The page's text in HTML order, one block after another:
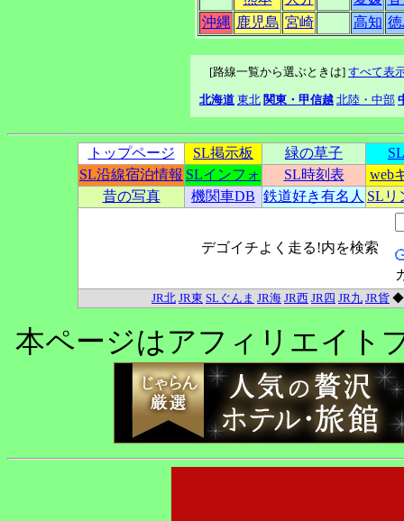
沖縄 鹿児島 宮崎 高知
[路線一覧から選ぶときは] すべて表
北海道 東北 関東・甲信越 北陸・中部
トップページ SL掲示板 緑の草子
SL沿線宿泊情報 SLインフォ SL時刻表
web
昔の写真
機関車DB 鉄道好き有名人 SLリ
デゴイチよく走る!内を検索
JR北 JR東 SLぐんま JR海 JR西 JR四 JR九 JR貨
本ページはアフィリエイト